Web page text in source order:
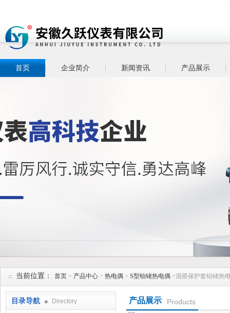
安徽久跃仪表有限公司
首页 企业简介 新闻资讯 产品展示
当前位置： 首页 > 产品中心 > 热电偶 > S型铂铑热电偶 >混搭保护套铂铑热
目录导航 Directory 产品展示 Products